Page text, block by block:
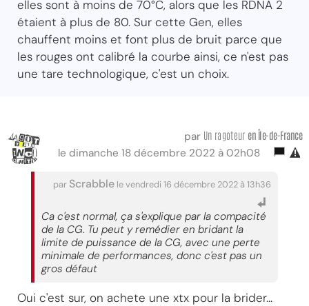
elles sont à moins de 70°C, alors que les RDNA 2
étaient à plus de 80. Sur cette Gen, elles
chauffent moins et font plus de bruit parce que
les rouges ont calibré la courbe ainsi, ce n'est pas
une tare technologique, c'est un choix.
par Un ragoteur en Île-de-France
le dimanche 18 décembre 2022 à 02h08
par Scrabble le vendredi 16 décembre 2022 à 13h36
Ca c'est normal, ça s'explique par la compacité
de la CG. Tu peut y remédier en bridant la
limite de puissance de la CG, avec une perte
minimale de performances, donc c'est pas un
gros défaut
Oui c'est sur, on achete une xtx pour la brider...